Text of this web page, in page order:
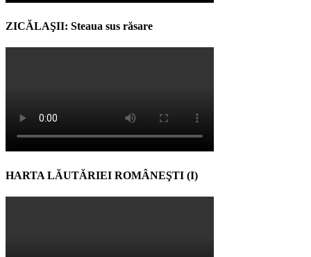
ZICĂLAŞII: Steaua sus răsare
HARTA LĂUTĂRIEI ROMÂNEŞTI (I)